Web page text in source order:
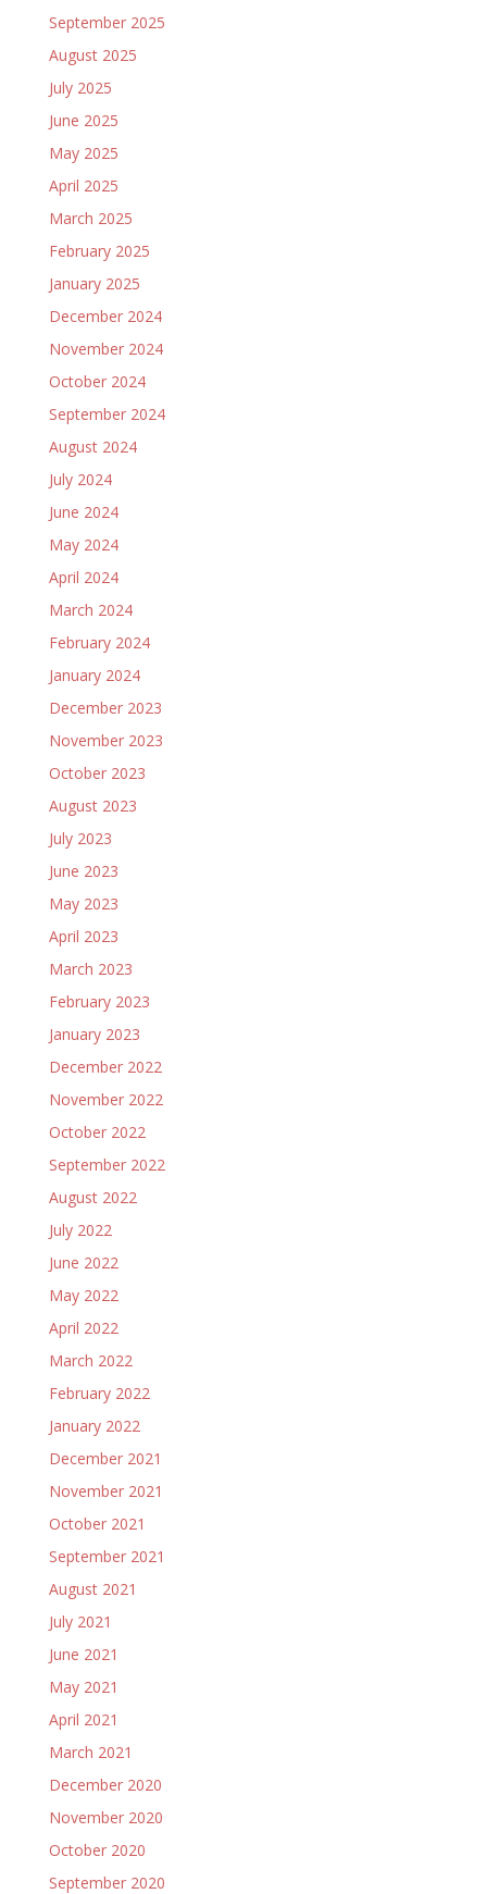
September 2025
August 2025
July 2025
June 2025
May 2025
April 2025
March 2025
February 2025
January 2025
December 2024
November 2024
October 2024
September 2024
August 2024
July 2024
June 2024
May 2024
April 2024
March 2024
February 2024
January 2024
December 2023
November 2023
October 2023
August 2023
July 2023
June 2023
May 2023
April 2023
March 2023
February 2023
January 2023
December 2022
November 2022
October 2022
September 2022
August 2022
July 2022
June 2022
May 2022
April 2022
March 2022
February 2022
January 2022
December 2021
November 2021
October 2021
September 2021
August 2021
July 2021
June 2021
May 2021
April 2021
March 2021
December 2020
November 2020
October 2020
September 2020